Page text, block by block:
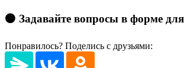
🟠 Задавайте вопросы в форме
Понравилось? Поделись с друзьями: